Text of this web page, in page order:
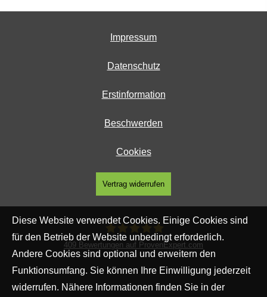
Impressum
Datenschutz
Erstinformation
Beschwerden
Cookies
Vertrag widerrufen
409 Bewertungen auf ProvenExpert.com
Diese Website verwendet Cookies. Einige Cookies sind
für den Betrieb der Website unbedingt erforderlich.
Andere Cookies sind optional und erweitern den
Funktionsumfang. Sie können Ihre Einwilligung jederzeit
widerrufen. Nähere Informationen finden Sie in der